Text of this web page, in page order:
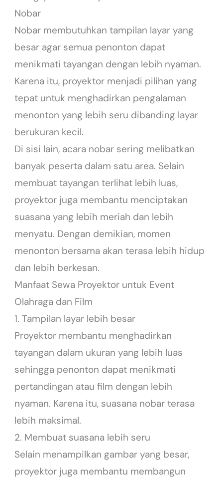
Nobar
Nobar membutuhkan tampilan layar yang
besar agar semua penonton dapat
menikmati tayangan dengan lebih nyaman.
Karena itu, proyektor menjadi pilihan yang
tepat untuk menghadirkan pengalaman
menonton yang lebih seru dibanding layar
berukuran kecil.
Di sisi lain, acara nobar sering melibatkan
banyak peserta dalam satu area. Selain
membuat tayangan terlihat lebih luas,
proyektor juga membantu menciptakan
suasana yang lebih meriah dan lebih
menyatu. Dengan demikian, momen
menonton bersama akan terasa lebih hidup
dan lebih berkesan.
Manfaat Sewa Proyektor untuk Event
Olahraga dan Film
1. Tampilan layar lebih besar
Proyektor membantu menghadirkan
tayangan dalam ukuran yang lebih luas
sehingga penonton dapat menikmati
pertandingan atau film dengan lebih
nyaman. Karena itu, suasana nobar terasa
lebih maksimal.
2. Membuat suasana lebih seru
Selain menampilkan gambar yang besar,
proyektor juga membantu membangun